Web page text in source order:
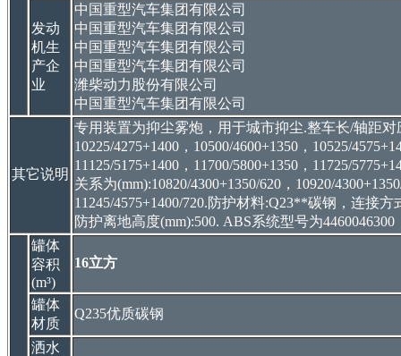
发动
机生
产企
业
中国重型汽车集团有限公司
中国重型汽车集团有限公司
中国重型汽车集团有限公司
中国重型汽车集团有限公司
潍柴动力股份有限公司
中国重型汽车集团有限公司
其它说明
专用装置为抑尘雾炮，用于城市抑尘.整车长/轴距对
10225/4275+1400，10500/4600+1350，10525/
11125/5175+1400，11700/5800+1350，11725/
关系为(mm):10820/4300+1350/620，10920/
11245/4575+1400/720.防护材料:Q23**碳钢，连接
防护离地高度(mm):500. ABS系统型号为
罐体
容积
(m³)
16立方
罐体
材质
Q235优质碳钢
洒水